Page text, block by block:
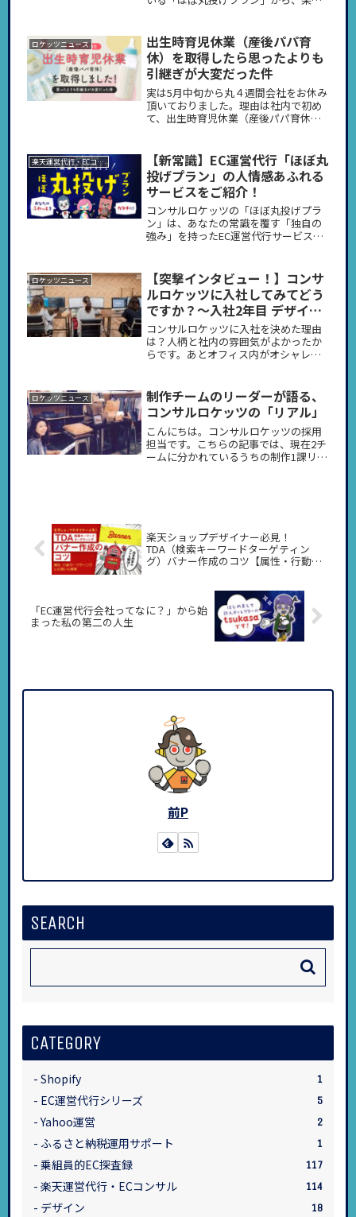
企画の準備・運用部分だけを切り出す
ことで、従来よりさらに気軽にコンサ
ルロケッツのサービスをご利用いただ
ける内容となっています。
ロケッツニュース
出生時育児休業（産後パパ育
休）を取得したら思ったよりも
引継ぎが大変だった件
実は5月中旬から丸４週間会社をお休み
頂いておりました。理由は社内で初め
て、出生時育児休業（産後パパ育休）
でスタッフが産休・育休を取得する際
に、より円滑に引継ぎ等業務を回せる
ようになればと思い執筆しました。気
をつけたことや苦労したこと、反省点
などをまとめております。良ければ貴
方の会社で、貴方自身もしくは同僚の
方が育休を取得する際の参考にもなれ
ば幸いです！
楽天運営代行・ECコンサル
【新常識】EC運営代行「ほぼ丸
投げプラン」の人情感あふれる
サービスをご紹介！
コンサルロケッツの「ほぼ丸投げプラ
ン」は、あなたの常識を覆す「独自の
強み」を持ったEC運営代行サービスで
ケッツ！受注・お問い合わせ・発送以
外の業務は、まるっと安心してお任せ
ください。
ロケッツニュース
【突撃インタビュー！】コンサ
ルロケッツに入社してみてどう
ですか？〜入社2年目 デザイナ
ー Kさん〜
コンサルロケッツに入社を決めた理由
は？人柄と社内の雰囲気がよかったか
らです。あとオフィス内がオシャレ
の2人と同じ色だったことにプチ盛り上
がりしたりして、ガチガチした空気で
は...
ロケッツニュース
制作チームのリーダーが語る、
コンサルロケッツの「リアル」
こんにちは。コンサルロケッツの採用
担当です。こちらの記事では、現在2チ
ームに分かれているうちの制作1課リー
楽天ショップデザイナー必見！
TDA（検索キーワードターゲティン
グ）バナー作成のコツ【属性・行動タ
「EC運営代行会社ってなに？」から始
まった私の第二の人生
前P
SEARCH
CATEGORY
Shopify 1
EC運営代行シリーズ 5
Yahoo運営 2
ふるさと納税運用サポート 1
乗組員的EC探査録 117
楽天運営代行・ECコンサル 114
デザイン 18